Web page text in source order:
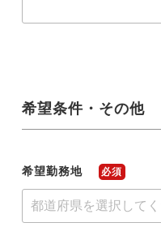
希望条件・その他
希望勤務地 必須